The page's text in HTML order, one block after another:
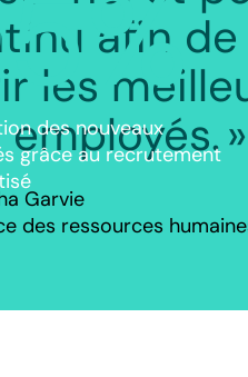
afin
les
»
Garvie
des ressources
des nouveaux
grâce au recrutement